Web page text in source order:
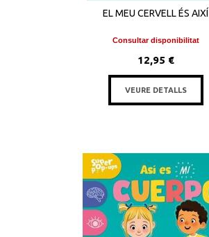
EL MEU CERVELL ÉS AIXÍ
Consultar disponibilitat
12,95 €
VEURE DETALLS